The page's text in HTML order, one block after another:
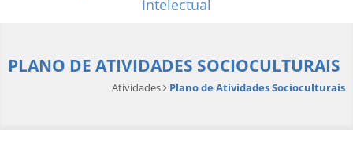
Intelectual
PLANO DE ATIVIDADES SOCIOCULTURAIS
Atividades Plano de Atividades Socioculturais